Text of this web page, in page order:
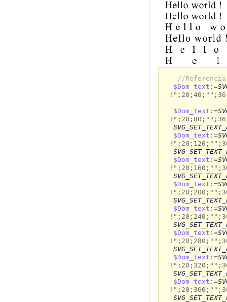
//Referencia
$Dom_text :=
$Dom_text :=
$Dom_text :=
$Dom_text :=
$Dom_text :=
$Dom_text :=
$Dom_text :=
$Dom_text :=
$Dom_text :=